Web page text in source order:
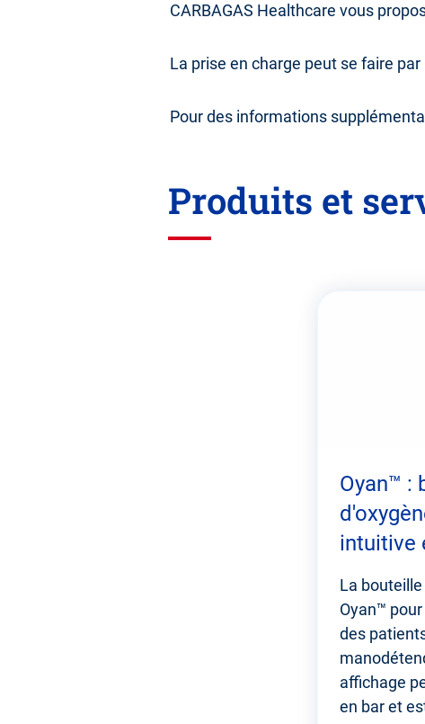
CARBAGAS Healthcare vous
La prise en charge peut se faire
Pour des informations
Produits et
Oyan™ :
intuitive
La
Oyan™
des
affichage
en bar et